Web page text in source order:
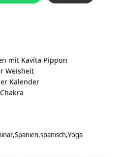
mit Kavita Pippon
Weisheit
Kalender
Spanien spanisch Yoga